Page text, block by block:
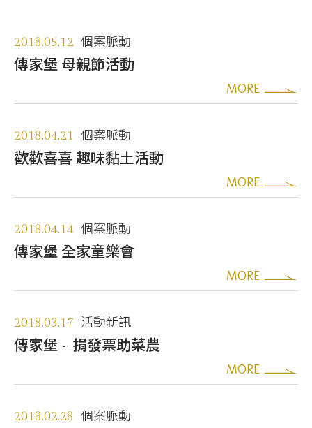
2018.05.12 個案脈動
傳家堡 母親節活動
MORE
2018.04.21 個案脈動
歡歡喜喜 趣味黏土活動
MORE
2018.04.14 個案脈動
傳家堡 全家童樂會
MORE
2018.03.17 活動新訊
傳家堡 ~ 捐發票助菜農
MORE
2018.02.28 個案脈動